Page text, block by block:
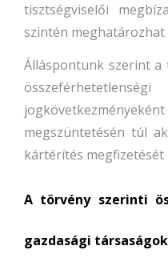
tisztségviselői
szintén
Álláspontunk szerint
megszüntetésén túl
kártérítés megfizetését
A törvény szerinti
gazdasági